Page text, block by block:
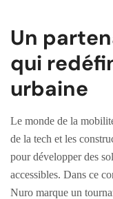
Un
qui
urbaine
Le monde de la
de la tech et les
pour développer des
accessibles. Dans ce
Nuro marque un